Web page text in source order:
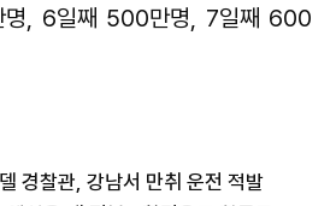
, 6일째 500만명, 7일째 600
경찰관, 강남서 만취 운전 적발